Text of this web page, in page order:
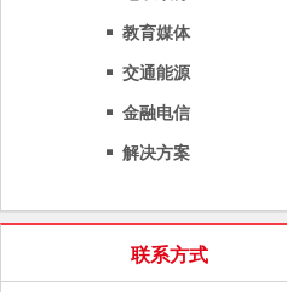
教育媒体
交通能源
金融电信
解决方案
联系方式